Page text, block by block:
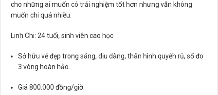
cho những ai muốn có trải nghiệm tốt hơn nhưng vẫn không
muốn chi quá nhiều.
Linh Chi: 24 tuổi, sinh viên cao học
Sở hữu vẻ đẹp trong sáng, dịu dàng, thân hình quyến rũ, số đo
3 vòng hoàn hảo.
Giá 800.000 đồng/giờ.